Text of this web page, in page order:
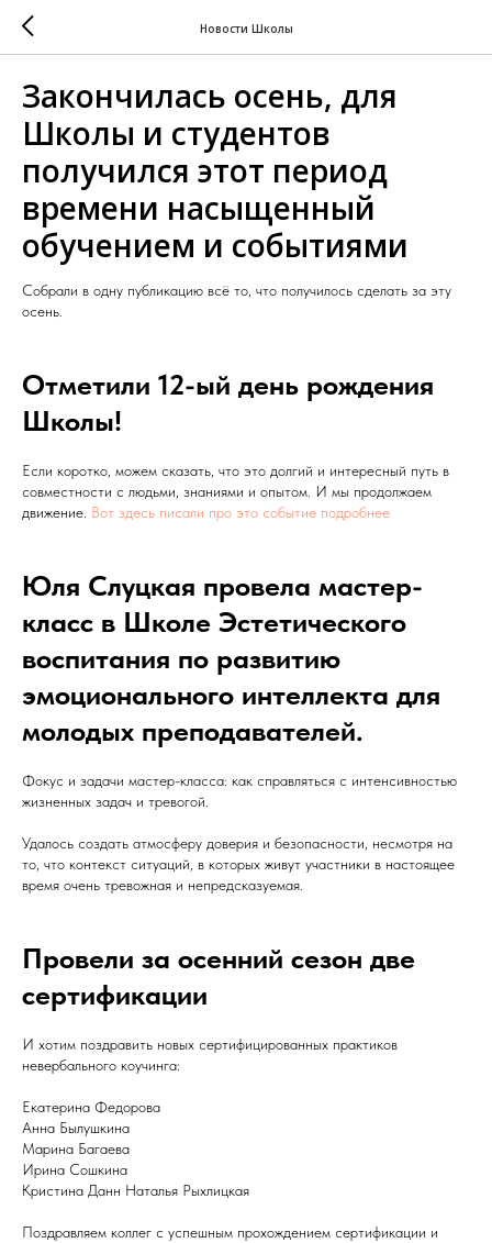
Новости Школы
Закончилась осень, для
Школы и студентов
получился этот период
времени насыщенный
обучением и событиями
Собрали в одну публикацию всё то, что получилось сделать за эту
осень.
Отметили 12-ый день рождения
Школы!
Если коротко, можем сказать, что это долгий и интересный путь в
совместности с людьми, знаниями и опытом. И мы продолжаем
движение. Вот здесь писали про это событие подробнее
Юля Слуцкая провела мастер-
класс в Школе Эстетического
воспитания по развитию
эмоционального интеллекта для
молодых преподавателей.
Фокус и задачи мастер-класса: как справляться с интенсивностью
жизненных задач и тревогой.
Удалось создать атмосферу доверия и безопасности, несмотря на
то, что контекст ситуаций, в которых живут участники в настоящее
время очень тревожная и непредсказуемая.
Провели за осенний сезон две
сертификации
И хотим поздравить новых сертифицированных практиков
невербального коучинга:
Екатерина Федорова
Анна Былушкина
Марина Багаева
Ирина Сошкина
Кристина Данн Наталья Рыхлицкая
Поздравляем коллег с успешным прохождением сертификации и